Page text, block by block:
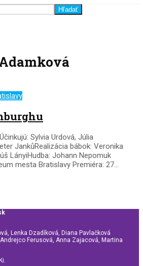
Hľadať
Sylvia Urdová, Júlia
JankůRealizácia bábok: Veronika
LányiHudba: Johann Nepomuk
mesta Bratislavy Premiéra: 27...
Lenka Dzadíková, Diana Pavlačková
Ferusová, Anna Zajacová, Martina